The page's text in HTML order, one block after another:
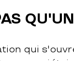
qui